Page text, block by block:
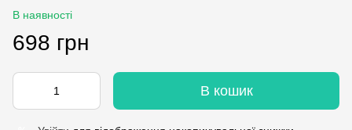
В наявності
698 грн
В кошик